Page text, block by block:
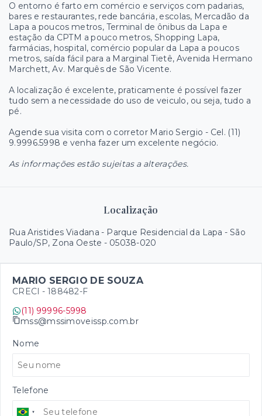
O entorno é farto em comércio e serviços com padarias,
bares e restaurantes, rede bancária, escolas, Mercadão da
Lapa a poucos metros, Terminal de ônibus da Lapa e
estação da CPTM a pouco metros, Shopping Lapa,
farmácias, hospital, comércio popular da Lapa a poucos
metros, saída fácil para a Marginal Tietê, Avenida Hermano
Marchett, Av. Marquês de São Vicente.
A localização é excelente, praticamente é possível fazer
tudo sem a necessidade do uso de veiculo, ou seja, tudo a
pé.
Agende sua visita com o corretor Mario Sergio - Cel. (11)
9.9996.5998 e venha fazer um excelente negócio.
As informações estão sujeitas a alterações.
Localização
Rua Aristides Viadana - Parque Residencial da Lapa - São
Paulo/SP, Zona Oeste - 05038-020
MARIO SERGIO DE SOUZA
CRECI - 188482-F
(11) 99996-5998
mss@mssimoveissp.com.br
Nome
Telefone